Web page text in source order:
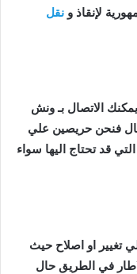
لإنقاذ و نقل
الاتصال بـ ونش
فنحن حريصين علي
التي قد تحتاج اليها سواء
تغيير او اصلاح حيث
في الطريق حال